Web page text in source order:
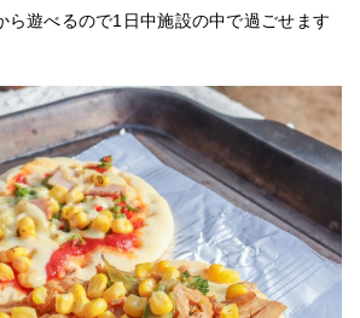
ら遊べるので1日中施設の中で過ごせます